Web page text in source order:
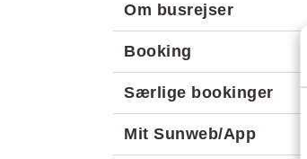
Om busrejser
Booking
Særlige bookinger
Mit Sunweb/App